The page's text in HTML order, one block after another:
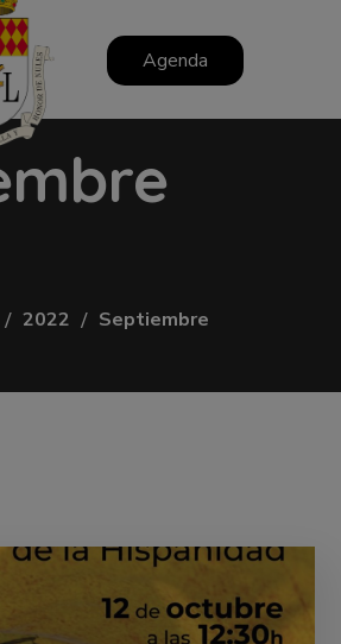
Agenda
2022 Septiembre